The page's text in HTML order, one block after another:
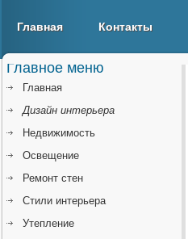
Главная Контакты
Главное меню
Главная
Дизайн интерьера
Недвижимость
Освещение
Ремонт стен
Стили интерьера
Утепление